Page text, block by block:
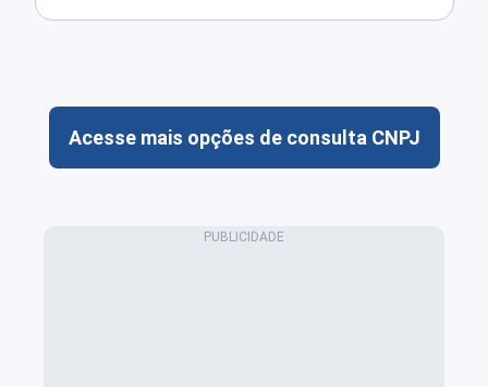
Acesse mais opções de consulta CNPJ